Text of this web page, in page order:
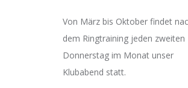
Von März bis Oktober findet
dem Ringtraining jeden zweiten
Donnerstag im Monat unser
Klubabend statt.